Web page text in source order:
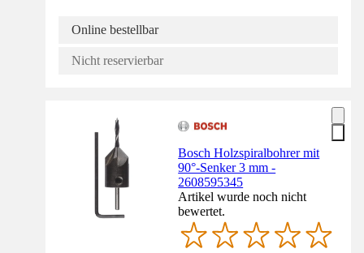
Online bestellbar
Nicht reservierbar
Bosch Holzspiralbohrer mit
90°-Senker 3 mm -
2608595345
Artikel wurde noch nicht
bewertet.